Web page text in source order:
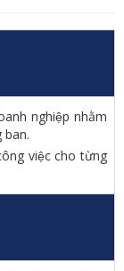
nghiệp nhằm
ban.
việc cho từng